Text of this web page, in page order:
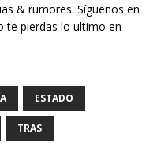
& rumores. Síguenos en
te pierdas lo ultimo en
ESTADO
TRAS